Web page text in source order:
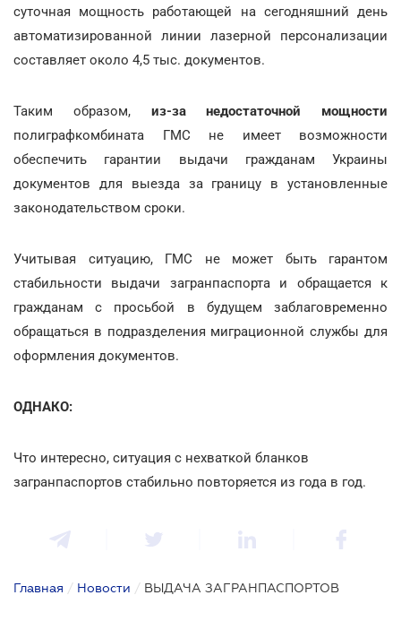
суточная мощность работающей на сегодняшний день
автоматизированной линии лазерной персонализации
составляет около 4,5 тыс. документов.
Таким образом, из-за недостаточной мощности
полиграфкомбината ГМС не имеет возможности
обеспечить гарантии выдачи гражданам Украины
документов для выезда за границу в установленные
законодательством сроки.
Учитывая ситуацию, ГМС не может быть гарантом
стабильности выдачи загранпаспорта и обращается к
гражданам с просьбой в будущем заблаговременно
обращаться в подразделения миграционной службы для
оформления документов.
ОДНАКО:
Что интересно, ситуация с нехваткой бланков
загранпаспортов стабильно повторяется из года в год.
Главная / Новости / ВЫДАЧА ЗАГРАНПАСПОРТОВ